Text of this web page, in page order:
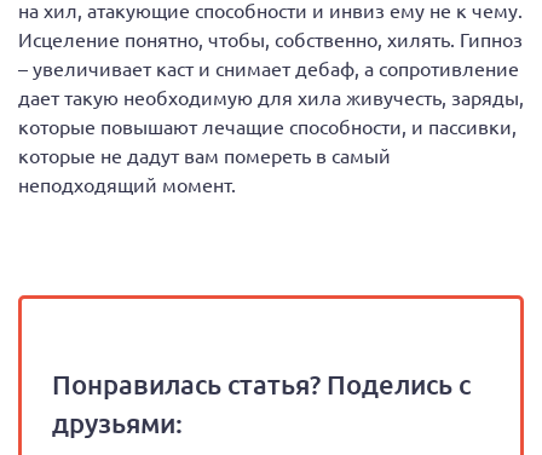
на хил, атакующие способности и инвиз ему не к чему.
Исцеление понятно, чтобы, собственно, хилять. Гипноз
– увеличивает каст и снимает дебаф, а сопротивление
дает такую необходимую для хила живучесть, заряды,
которые повышают лечащие способности, и пассивки,
которые не дадут вам помереть в самый
неподходящий момент.
Понравилась статья? Поделись с
друзьями: